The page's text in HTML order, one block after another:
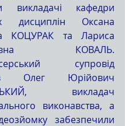
викладачі кафедри
дисциплін Оксана
КОЦУРАК та Лариса
КОВАЛЬ.
супровід
Олег Юрійович
викладач
виконавства, а
забезпечили